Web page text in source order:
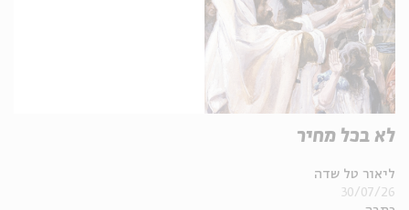
לא בכל מחיר
ליאור טל שדה
30/07/26